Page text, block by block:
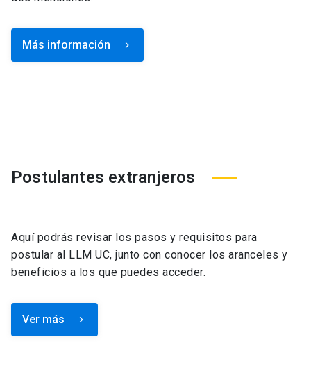
Más información keyboard_arrow_right
Postulantes extranjeros
Aquí podrás revisar los pasos y requisitos para
postular al LLM UC, junto con conocer los aranceles y
beneficios a los que puedes acceder.
Ver más keyboard_arrow_right